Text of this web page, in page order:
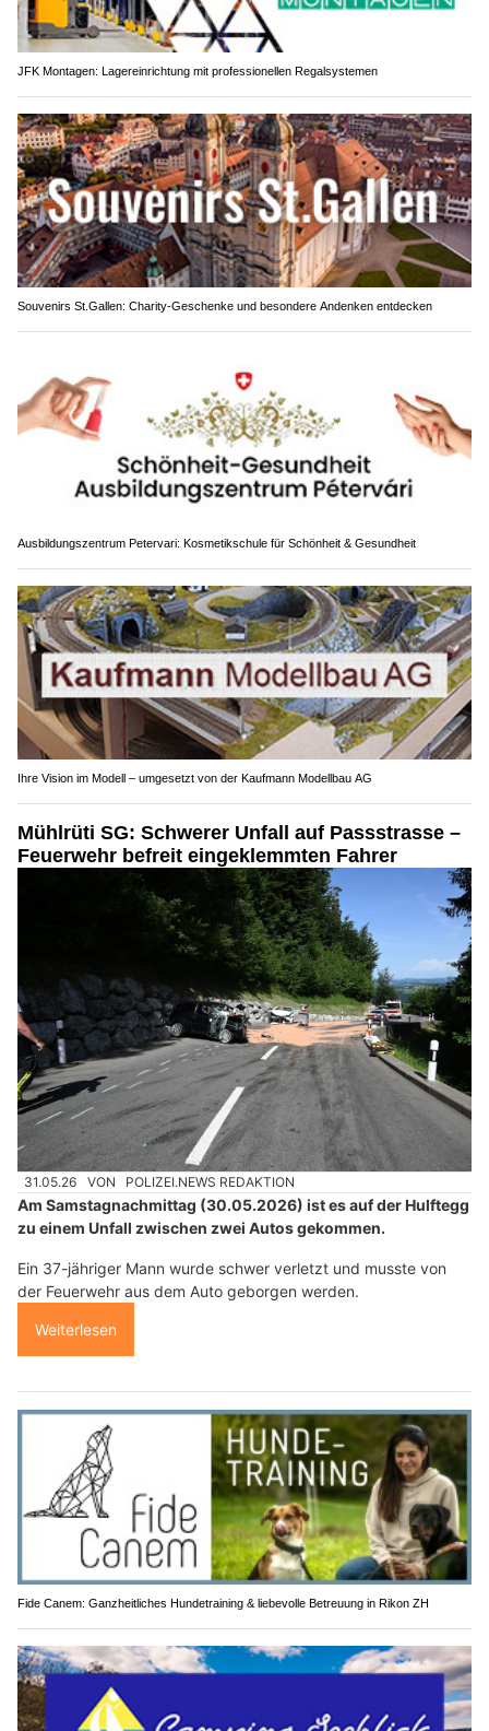
JFK Montagen: Lagereinrichtung mit professionellen Regalsystemen
Souvenirs St.Gallen: Charity-Geschenke und besondere Andenken entdecken
Ausbildungszentrum Petervari: Kosmetikschule für Schönheit & Gesundheit
Ihre Vision im Modell – umgesetzt von der Kaufmann Modellbau AG
Mühlrüti SG: Schwerer Unfall auf Passstrasse –
Feuerwehr befreit eingeklemmten Fahrer
31.05.26 VON POLIZEI.NEWS REDAKTION
Am Samstagnachmittag (30.05.2026) ist es auf der Hulftegg
zu einem Unfall zwischen zwei Autos gekommen.
Ein 37-jähriger Mann wurde schwer verletzt und musste von
der Feuerwehr aus dem Auto geborgen werden.
Weiterlesen
Fide Canem: Ganzheitliches Hundetraining & liebevolle Betreuung in Rikon ZH